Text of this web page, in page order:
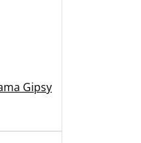
Gipsy